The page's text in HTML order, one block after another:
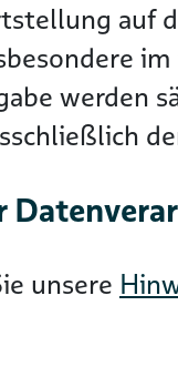
auf
werden
unsere